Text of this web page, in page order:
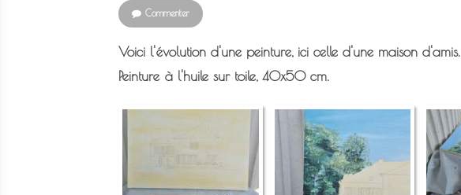
Commenter
Voici l'évolution d'une peinture, ici celle d'une maison d'amis.
Peinture à l'huile sur toile, 40x50 cm.